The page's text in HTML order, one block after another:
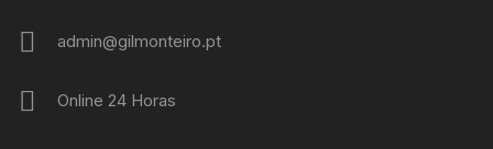
admin@gilmonteiro.pt
Online 24 Horas